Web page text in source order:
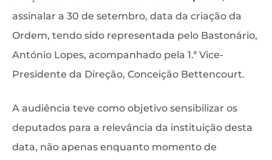
assinalar a 30 de setembro, data da criação da
Ordem, tendo sido representada pelo Bastonário,
António Lopes, acompanhado pela 1.ª Vice-
Presidente da Direção, Conceição Bettencourt.
A audiência teve como objetivo sensibilizar os
deputados para a relevância da instituição desta
data, não apenas enquanto momento de